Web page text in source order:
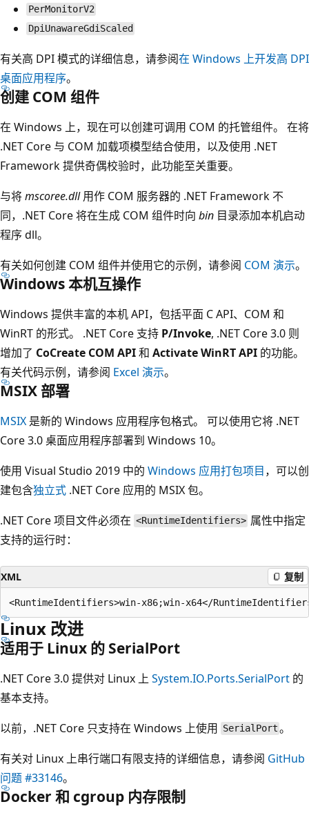
PerMonitorV2
DpiUnawareGdiScaled
有关高 DPI 模式的详细信息，请参阅在 Windows 上开发高 DPI
桌面应用程序。
创建 COM 组件
在 Windows 上，现在可以创建可调用 COM 的托管组件。 在将
.NET Core 与 COM 加载项模型结合使用，以及使用 .NET
Framework 提供奇偶校验时，此功能至关重要。
与将mscoree.dll用作 COM 服务器的 .NET Framework 不
同，.NET Core 将在生成 COM 组件时向 bin 目录添加本机启动
程序 dll。
有关如何创建 COM 组件并使用它的示例，请参阅 COM 演示。
Windows 本机互操作
Windows 提供丰富的本机 API，包括平面 C API、COM 和
WinRT 的形式。 .NET Core 支持 P/Invoke, .NET Core 3.0 则
增加了 CoCreate COM API和 Activate WinRT API 的功能。
有关代码示例，请参阅 Excel 演示。
MSIX 部署
MSIX 是新的 Windows 应用程序包格式。 可以使用它将 .NET
Core 3.0 桌面应用程序部署到 Windows 10。
使用 Visual Studio 2019 中的 Windows 应用打包项目，可以创
建包含独立式 .NET Core 应用的 MSIX 包。
.NET Core 项目文件必须在 <RuntimeIdentifiers> 属性中指定
支持的运行时：
XML 复制
Linux 改进
适用于 Linux 的 SerialPort
.NET Core 3.0 提供对 Linux 上 System.IO.Ports.SerialPort 的
基本支持。
以前，.NET Core 只支持在 Windows 上使用 SerialPort 。
有关对 Linux 上串行端口有限支持的详细信息，请参阅 GitHub
问题 #33146。
Docker 和 cgroup 内存限制